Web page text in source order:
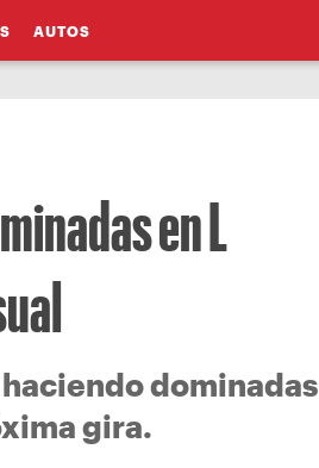
AUTOS
en L
dominadas
gira.